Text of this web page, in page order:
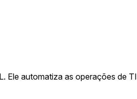
Ele automatiza as operações de TI,